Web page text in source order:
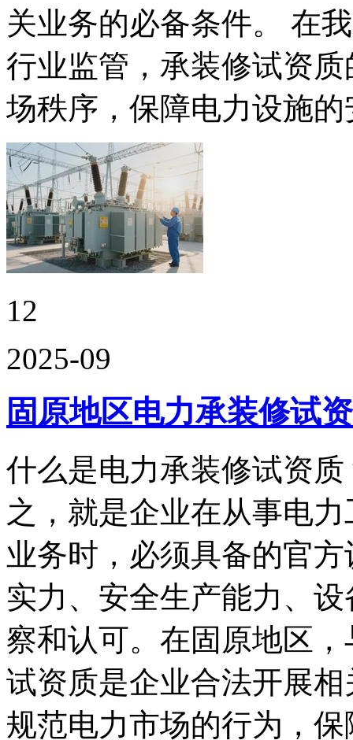
关业务的必备条件。 在
行业监管，承装修试资
场秩序，保障电力设施
12
2025-09
固原地区电力承装修试
什么是电力承装修试资
之，就是企业在从事电
业务时，必须具备的官
实力、安全生产能力、
察和认可。在固原地区
试资质是企业合法开展
规范电力市场的行为，